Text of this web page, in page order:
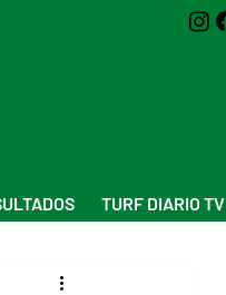
TURF DIARIO TV